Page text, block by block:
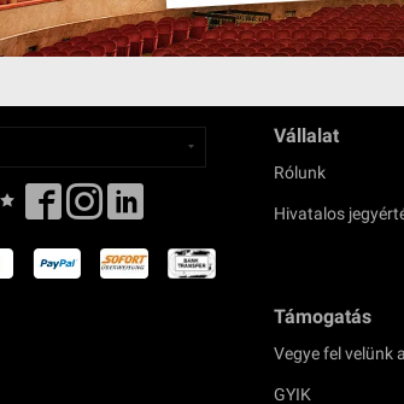
Vállalat
Rólunk
Hivatalos
Támogatás
Vegye fel velünk
GYIK